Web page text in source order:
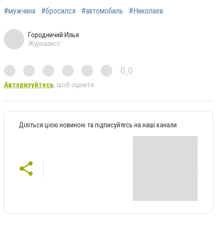
#мужчина #бросился #автомобиль #Николаев
Городничий Илья
Журналист
0,0
Авторизуйтесь, щоб оцінити
Діліться цією новиною та підписуйтесь на наші канали